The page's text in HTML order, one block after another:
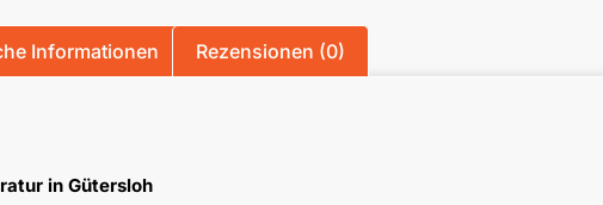
Informationen Rezensionen (0)
in Gütersloh